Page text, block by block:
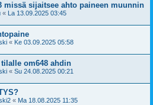
missä sijaitsee ahto paineen muunnin
« La 13.09.2025 03:45
« Ke 03.09.2025 05:58
tilalle om648 ahdin
« Su 24.08.2025 00:21
« Ma 18.08.2025 11:35